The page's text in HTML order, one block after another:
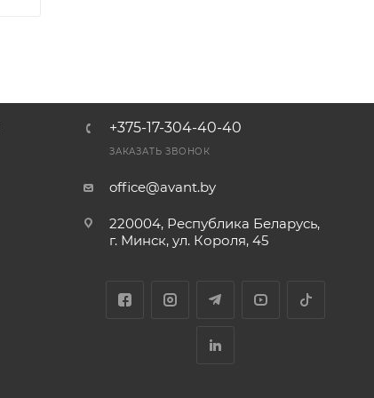
+375-17-304-40-40
ЗАКАЗАТЬ ЗВОНОК
office@avant.by
220004, Республика Беларусь,
г. Минск, ул. Короля, 45